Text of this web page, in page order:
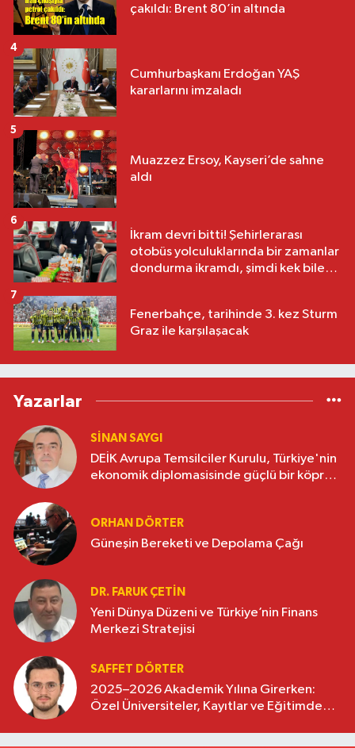
çakıldı: Brent 80’in altında
Cumhurbaşkanı Erdoğan YAŞ
kararlarını imzaladı
4
Muazzez Ersoy, Kayseri’de sahne
aldı
5
İkram devri bitti! Şehirlerarası
otobüs yolculuklarında bir zamanlar
dondurma ikramdı, şimdi kek bile
6
Fenerbahçe, tarihinde 3. kez Sturm
Graz ile karşılaşacak
7
Yazarlar
SINAN SAYGI
DEİK Avrupa Temsilciler Kurulu, Türkiye'nin
ekonomik diplomasisinde güçlü bir köprü
ORHAN DÖRTER
Güneşin Bereketi ve Depolama Çağı
DR. FARUK ÇETİN
Yeni Dünya Düzeni ve Türkiye’nin Finans
Merkezi Stratejisi
SAFFET DÖRTER
2025–2026 Akademik Yılına Girerken:
Özel Üniversiteler, Kayıtlar ve Eğitimde